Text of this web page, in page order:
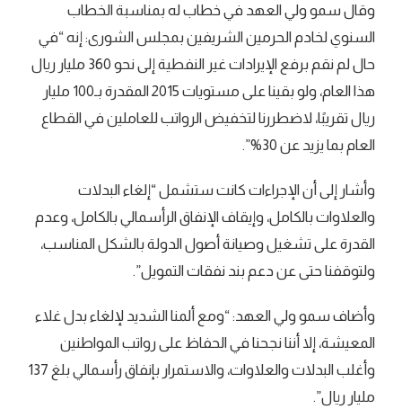
وقال سمو ولي العهد في خطاب له بمناسبة الخطاب
السنوي لخادم الحرمين الشريفين بمجلس الشورى: إنه “في
حال لم نقم برفع الإيرادات غير النفطية إلى نحو 360 مليار ريال
هذا العام، ولو بقينا على مستويات 2015 المقدرة بـ100 مليار
ريال تقريبًا، لاضطررنا لتخفيض الرواتب للعاملين في القطاع
العام بما يزيد عن 30%”.
وأشار إلى أن الإجراءات كانت ستشمل “إلغاء البدلات
والعلاوات بالكامل، وإيقاف الإنفاق الرأسمالي بالكامل، وعدم
القدرة على تشغيل وصيانة أصول الدولة بالشكل المناسب،
ولتوقفنا حتى عن دعم بند نفقات التمويل”.
وأضاف سمو ولي العهد: “ومع ألمنا الشديد لإلغاء بدل غلاء
المعيشة، إلا أننا نجحنا في الحفاظ على رواتب المواطنين
وأغلب البدلات والعلاوات، والاستمرار بإنفاق رأسمالي بلغ 137
مليار ريال”.